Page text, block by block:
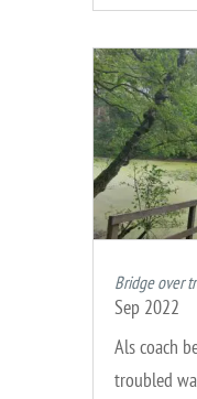
Bridge over
Sep 2022
Als coach
troubled